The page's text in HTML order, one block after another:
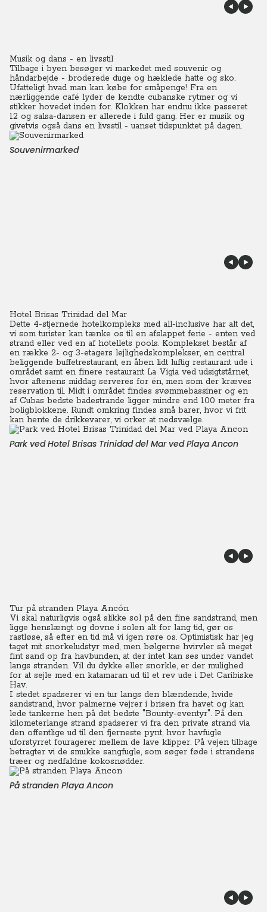
Musik og dans - en livsstil
Tilbage i byen besøger vi markedet med souvenir og
håndarbejde - broderede duge og hæklede hatte og sko.
Ufatteligt hvad man kan købe for småpenge! Fra en
nærliggende café lyder de kendte cubanske rytmer og vi
stikker hovedet inden for. Klokken har endnu ikke passeret
12 og salsa-dansen er allerede i fuld gang. Her er musik og
givetvis også dans en livsstil - uanset tidspunktet på dagen.
Souvenirmarked
Hotel Brisas Trinidad del Mar
Dette 4-stjernede hotelkompleks med all-inclusive har alt det,
vi som turister kan tænke os til en afslappet ferie - enten ved
strand eller ved en af hotellets pools. Komplekset består af
en række 2- og 3-etagers lejlighedskomplekser, en central
beliggende buffetrestaurant, en åben lidt luftig restaurant ude i
området samt en finere restaurant La Vigia ved udsigtstårnet,
hvor aftenens middag serveres for én, men som der kræves
reservation til. Midt i området findes svømmebassiner og en
af Cubas bedste badestrande ligger mindre end 100 meter fra
boligblokkene. Rundt omkring findes små barer, hvor vi frit
kan hente de drikkevarer, vi orker at nedsvælge.
Park ved Hotel Brisas Trinidad del Mar ved Playa Ancon
Tur på stranden Playa Ancón
Vi skal naturligvis også slikke sol på den fine sandstrand, men
ligge henslængt og dovne i solen alt for lang tid, gør os
rastløse, så efter en tid må vi igen røre os. Optimistisk har jeg
taget mit snorkeludstyr med, men bølgerne hvirvler så meget
fint sand op fra havbunden, at der intet kan ses under vandet
langs stranden. Vil du dykke eller snorkle, er der mulighed
for at sejle med en katamaran ud til et rev ude i Det Caribiske
Hav.
I stedet spadserer vi en tur langs den blændende, hvide
sandstrand, hvor palmerne vejrer i brisen fra havet og kan
lede tankerne hen på det bedste "Bounty-eventyr". På den
kilometerlange strand spadserer vi fra den private strand via
den offentlige ud til den fjerneste pynt, hvor havfugle
uforstyrret fouragerer mellem de lave klipper. På vejen tilbage
betragter vi de smukke sangfugle, som søger føde i strandens
træer og nedfaldne kokosnødder.
På stranden Playa Ancon